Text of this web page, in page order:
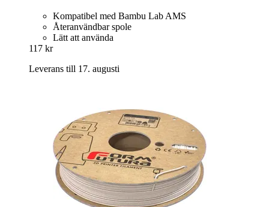
Kompatibel med Bambu Lab AMS
Återanvändbar spole
Lätt att använda
117 kr
Leverans till 17. augusti